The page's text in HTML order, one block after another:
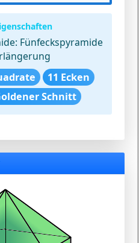
Fünfeckspyramide
11 Ecken
Schnitt